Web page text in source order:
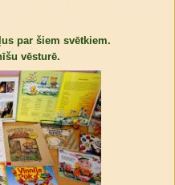
par šiem svētkiem.
vēsturē.